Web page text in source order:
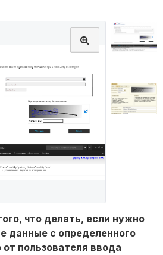
что делать, если нужно
данные с определенного
пользователя ввода